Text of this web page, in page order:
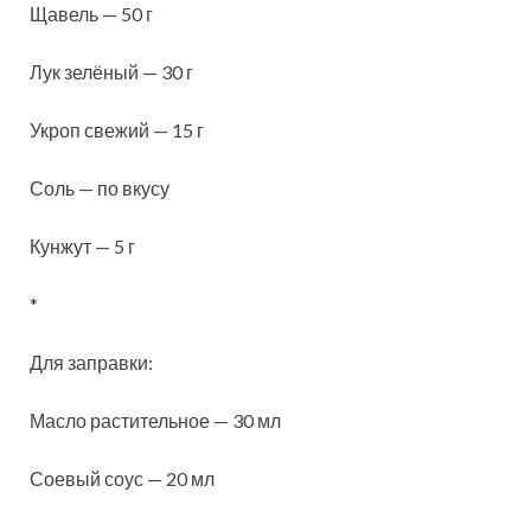
Щавель — 50 г
Лук зелёный — 30 г
Укроп свежий — 15 г
Соль — по вкусу
Кунжут — 5 г
*
Для заправки:
Масло растительное — 30 мл
Соевый соус — 20 мл